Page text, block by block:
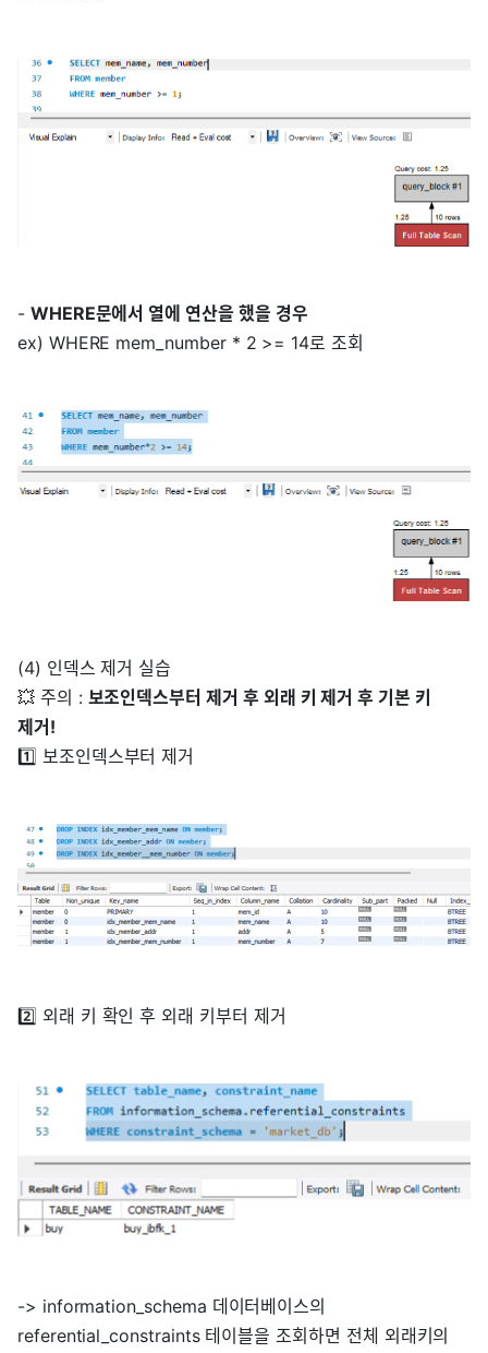
- WHERE문에서 열에 연산을 했을 경우
ex) WHERE mem_number * 2 >= 14로 조회
(4) 인덱스 제거 실습
💥 주의 : 보조인덱스부터 제거 후 외래 키 제거 후 기본 키
제거!
1️⃣ 보조인덱스부터 제거
2️⃣ 외래 키 확인 후 외래 키부터 제거
-> information_schema 데이터베이스의
referential_constraints 테이블을 조회하면 전체 외래키의